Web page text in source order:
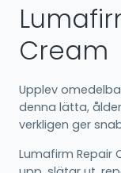
Cream
Upplev
denna lätta,
verkligen ger
Lumafirm Repair